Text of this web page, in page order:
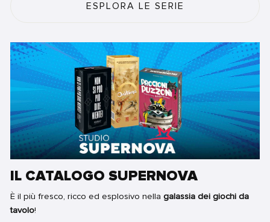
ESPLORA LE SERIE
IL CATALOGO SUPERNOVA
È il più fresco, ricco ed esplosivo nella galassia dei giochi da
tavolo!